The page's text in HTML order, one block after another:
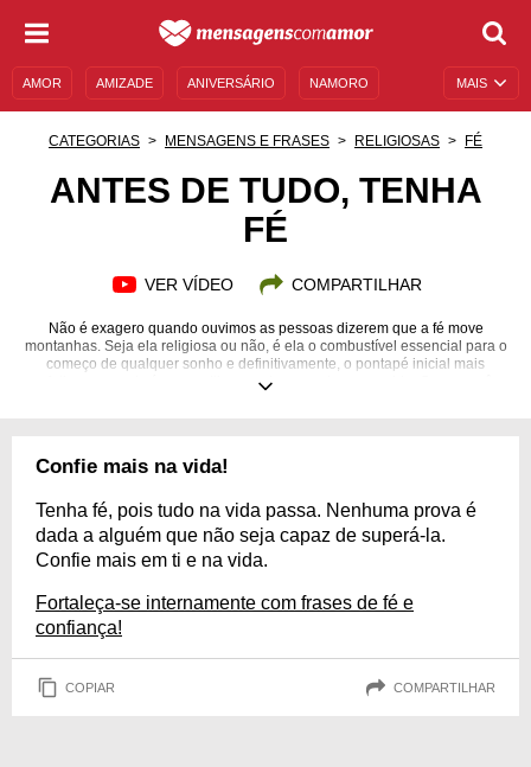
MAIS
AMOR AMIZADE ANIVERSÁRIO NAMORO
MENSAGENS DE ANIVERSÁRIO
CATEGORIAS MENSAGENS E FRASES RELIGIOSAS FÉ
ANTES DE TUDO, TENHA
FÉ
VER VÍDEO COMPARTILHAR
Não é exagero quando ouvimos as pessoas dizerem que a fé move
montanhas. Seja ela religiosa ou não, é ela o combustível essencial para o
começo de qualquer sonho e definitivamente, o pontapé inicial mais
efetivo que poderíamos cultivar ao decorrer de nossa vida. Como você
cada nova descoberta, mesmo que tenha culminado em um erro. Tudo é
tenha fé!
Confie mais na vida!
Tenha fé, pois tudo na vida passa. Nenhuma prova é
dada a alguém que não seja capaz de superá-la.
Confie mais em ti e na vida.
Fortaleça-se internamente com frases de fé e
confiança!
COPIAR COMPARTILHAR